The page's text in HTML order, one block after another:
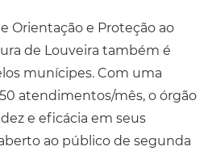
Orientação e Proteção ao
de Louveira também é
munícipes. Com uma
atendimentos/mês, o órgão
e eficácia em seus
ao público de segunda